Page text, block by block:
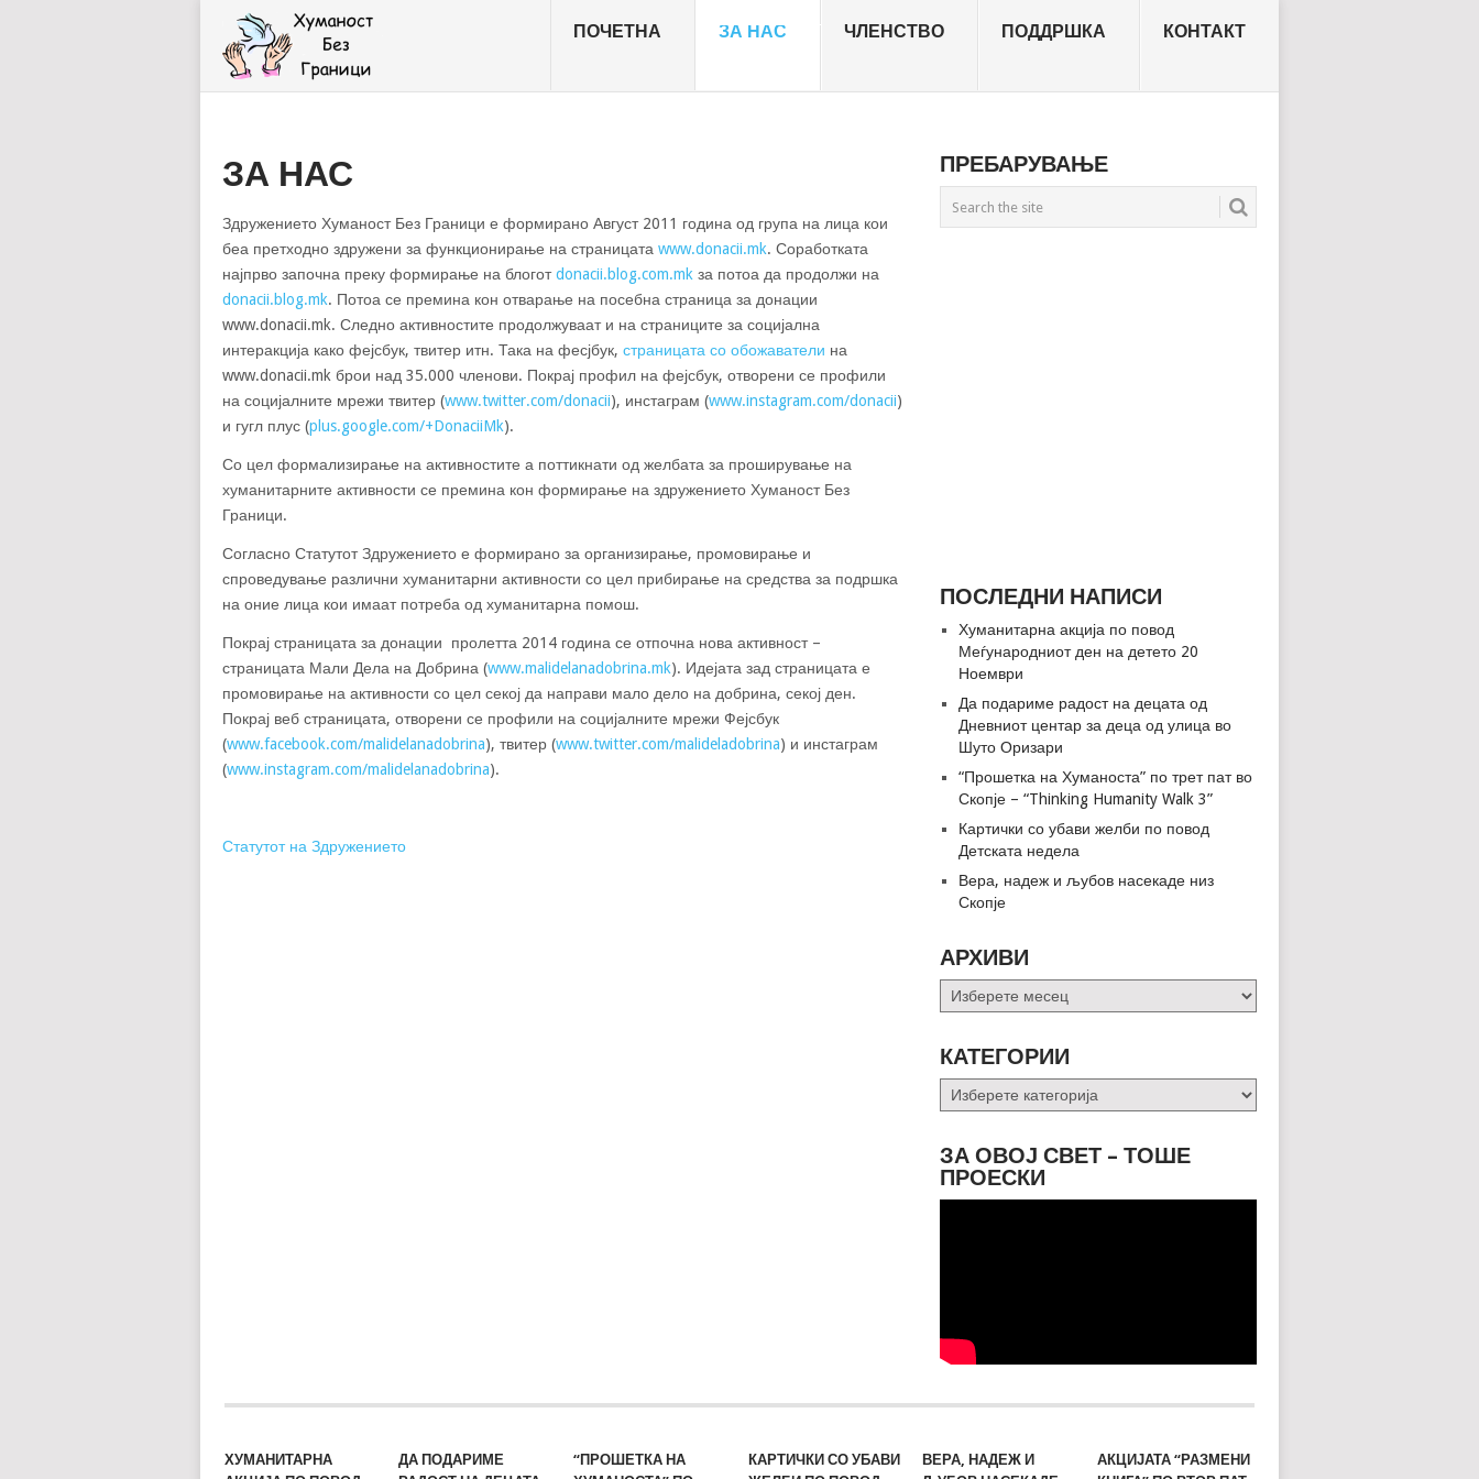
ПОЧЕТНА ЗА НАС ЧЛЕНСТВО ПОДДРШКА КОНТАКТ
ЗА НАС
Здружението Хуманост Без Граници е формирано Август 2011 година од група на лица кои
беа претходно здружени за функционирање на страницата www.donacii.mk. Соработката
најпрво започна преку формирање на блоготdonacii.blog.com.mk за потоа да продолжи на
donacii.blog.mk. Потоа се премина кон отварање на посебна страница за донации
www.donacii.mk. Следно активностите продолжуваат и на страниците за социјална
интеракција како фејсбук, твитер итн. Така на фесјбук, страницата со обожаватели на
www.donacii.mk брои над 35.000 членови. Покрај профил на фејсбук, отворени се профили
на социјалните мрежи твитер (www.twitter.com/donacii), инстаграм (www.instagram.com/donacii)
и гугл плус (plus.google.com/+DonaciiMk).
Со цел формализирање на активностите а поттикнати од желбата за проширување на
хуманитарните активности се премина кон формирање на здружението Хуманост Без
Граници.
Согласно Статутот Здружението е формирано за организирање, промовирање и
спроведување различни хуманитарни активности со цел прибирање на средства за подршка
на оние лица кои имаат потреба од хуманитарна помош.
Покрај страницата за донации пролетта 2014 година се отпочна нова активност –
страницата Мали Дела на Добрина (www.malidelanadobrina.mk). Идејата зад страницата е
промовирање на активности со цел секој да направи мало дело на добрина, секој ден.
Покрај веб страницата, отворени се профили на социјалните мрежи Фејсбук
(www.facebook.com/malidelanadobrina), твитер (www.twitter.com/malideladobrina) и инстаграм
(www.instagram.com/malidelanadobrina).
Статутот на Здружението
ПРЕБАРУВАЊЕ
ПОСЛЕДНИ НАПИСИ
Хуманитарна акција по повод
Меѓународниот ден на детето 20
Ноември
Да подариме радост на децата од
Дневниот центар за деца од улица во
Шуто Оризари
“Прошетка на Хуманоста” по трет пат во
Скопје – “Thinking Humanity Walk 3”
Картички со убави желби по повод
Детската недела
Вера, надеж и љубов насекаде низ
Скопје
АРХИВИ
Архиви
КАТЕГОРИИ
Категории
ЗА ОВОЈ СВЕТ – ТОШЕ
ПРОЕСКИ
ХУМАНИТАРНА
ДА ПОДАРИМЕ
“ПРОШЕТКА НА
КАРТИЧКИ СО УБАВИ
ВЕРА, НАДЕЖ И
АКЦИЈАТА “РАЗМЕНИ